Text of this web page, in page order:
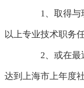
1、取得与现
以上专业技术职务
2、或在最近
达到上海市上年度